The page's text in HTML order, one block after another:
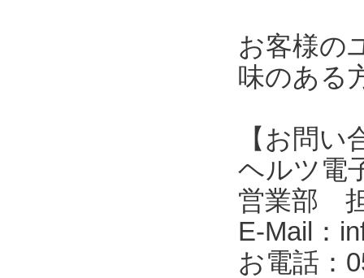
お客様の
味のある
【お問い
ヘルツ電
営業部
E-Mail：
お電話：